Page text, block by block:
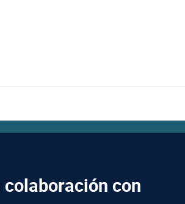
colaboración con